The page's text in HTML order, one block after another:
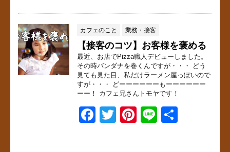
c
e
b
o
o
k
tt
er
er
e
st
e
カフェのこと 業務・接客
【接客のコツ】お客様を褒める
最近、お店でPizza職人デビューしました。
その時バンダナを巻くんですが・・・ どう
見ても見た目、私だけラーメン屋っぽいので
すが・・・ どーーーーーーもーーーーーー
ーー！ カフェ兄さんトモヤです！
F
T
Pi
Li